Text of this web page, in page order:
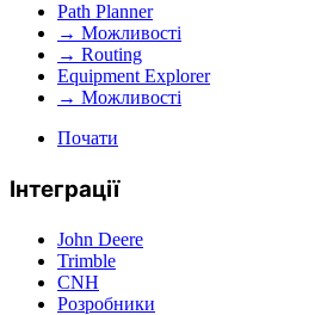
Path Planner
→ Можливості
→ Routing
Equipment Explorer
→ Можливості
Почати
Інтеграції
John Deere
Trimble
CNH
Розробники